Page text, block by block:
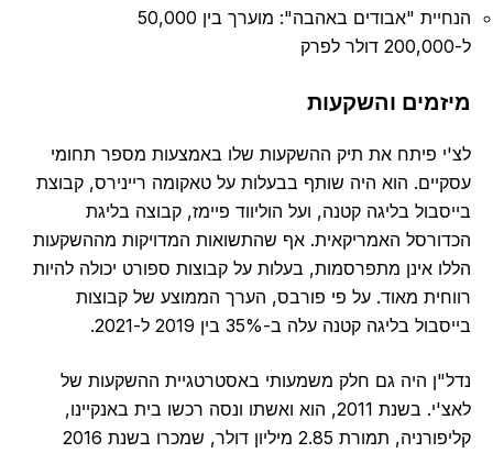
הנחיית "אבודים באהבה": מוערך בין 50,000
ל-200,000 דולר לפרק
מיזמים והשקעות
לצ'י פיתח את תיק ההשקעות שלו באמצעות מספר תחומי
עסקיים. הוא היה שותף בבעלות על טאקומה ריינירס, קבוצת
בייסבול בליגה קטנה, ועל הוליווד פיימז, קבוצה בליגת
הכדורסל האמריקאית. אף שהתשואות המדויקות מההשקעות
הללו אינן מתפרסמות, בעלות על קבוצות ספורט יכולה להיות
רווחית מאוד. על פי פורבס, הערך הממוצע של קבוצות
בייסבול בליגה קטנה עלה ב-35% בין 2019 ל-2021.
נדל"ן היה גם חלק משמעותי באסטרטגיית ההשקעות של
לאצ'י. בשנת 2011, הוא ואשתו ונסה רכשו בית באנקיינו,
קליפורניה, תמורת 2.85 מיליון דולר, שמכרו בשנת 2016